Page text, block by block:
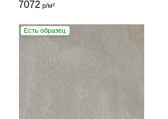
7072 р/м²
Есть образец